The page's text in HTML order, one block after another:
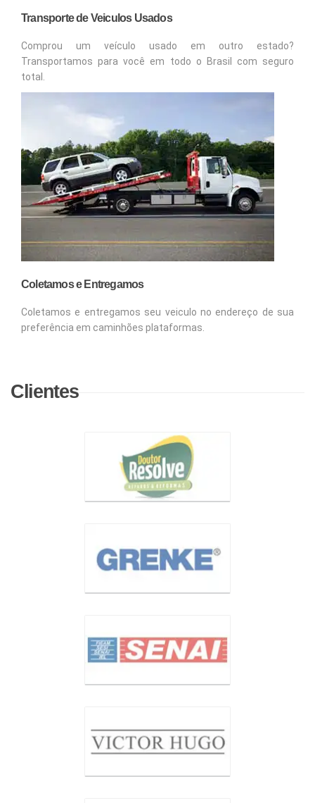
Transporte de Veiculos Usados
Comprou um veículo usado em outro estado?
Transportamos para você em todo o Brasil com seguro
total.
Coletamos e Entregamos
Coletamos e entregamos seu veiculo no endereço de sua
preferência em caminhões plataformas.
Clientes